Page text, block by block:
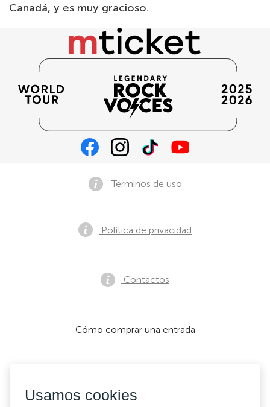
Canadá, y es muy gracioso.
Términos de uso
Política de privacidad
Contactos
Cómo comprar una entrada
Usamos cookies